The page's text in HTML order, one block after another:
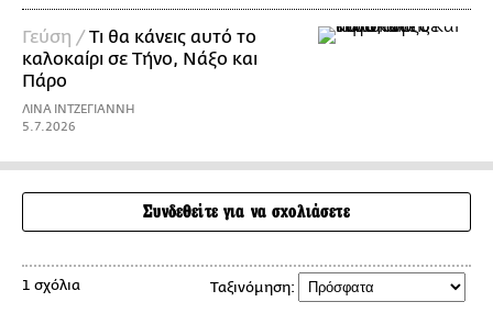
Γεύση /Τι θα κάνεις αυτό το
καλοκαίρι σε Τήνο, Νάξο και
Πάρο
ΛΙΝΑ ΙΝΤΖΕΓΙΑΝΝΗ
5.7.2026
Συνδεθείτε για να σχολιάσετε
1 σχόλια Ταξινόμηση: